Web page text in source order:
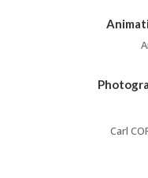
Carl